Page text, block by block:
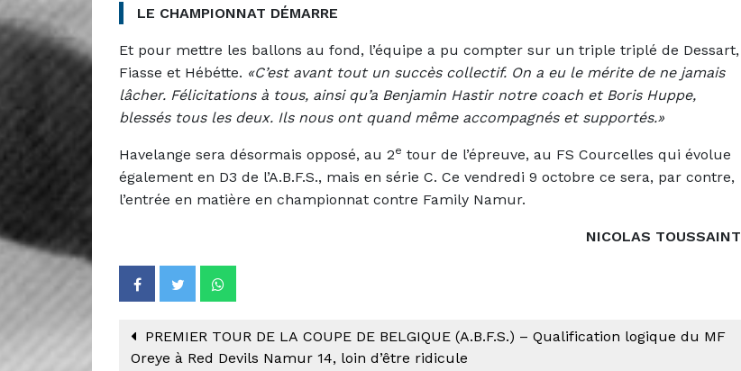
LE CHAMPIONNAT DÉMARRE
Et pour mettre les ballons au fond, l’équipe a pu compter sur un triple triplé de Dessart,
Fiasse et Hébétte. «C’est avant tout un succès collectif. On a eu le mérite de ne jamais
lâcher. Félicitations à tous, ainsi qu’a Benjamin Hastir notre coach et Boris Huppe,
blessés tous les deux. Ils nous ont quand même accompagnés et supportés.»
Havelange sera désormais opposé, au 2e tour de l’épreuve, au FS Courcelles qui évolue
également en D3 de l’A.B.F.S., mais en série C. Ce vendredi 9 octobre ce sera, par contre,
l’entrée en matière en championnat contre Family Namur.
NICOLAS TOUSSAINT
PREMIER TOUR DE LA COUPE DE BELGIQUE (A.B.F.S.) – Qualification logique du MF
Oreye à Red Devils Namur 14, loin d’être ridicule